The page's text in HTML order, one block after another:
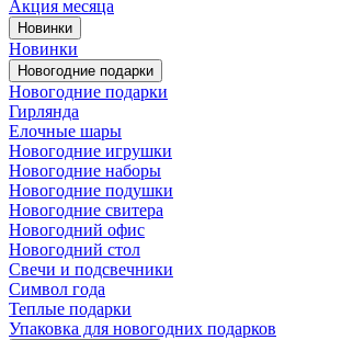
Акция месяца
Новинки
Новинки
Новогодние подарки
Новогодние подарки
Гирлянда
Елочные шары
Новогодние игрушки
Новогодние наборы
Новогодние подушки
Новогодние свитера
Новогодний офис
Новогодний стол
Свечи и подсвечники
Символ года
Теплые подарки
Упаковка для новогодних подарков